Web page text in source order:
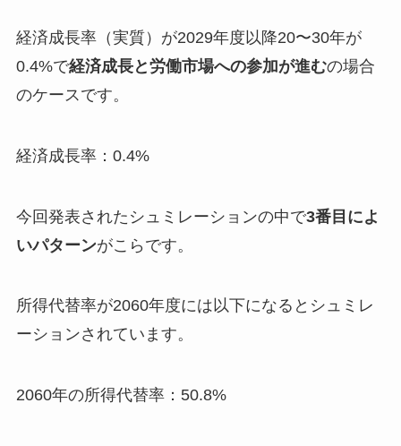
経済成長率（実質）が2029年度以降20〜30年が
0.4%で経済成長と労働市場への参加が進むの場合
のケースです。
経済成長率：0.4%
今回発表されたシュミレーションの中で3番目によ
いパターンがこらです。
所得代替率が2060年度には以下になるとシュミレ
ーションされています。
2060年の所得代替率：50.8%